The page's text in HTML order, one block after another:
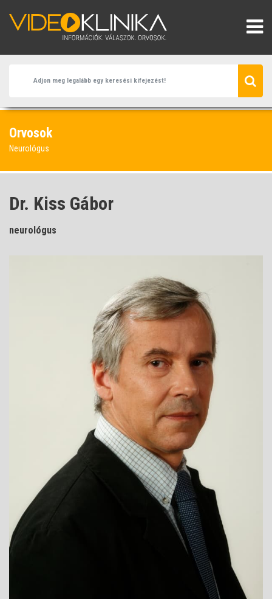
Orvosok
Neurológus
Dr. Kiss Gábor
neurológus